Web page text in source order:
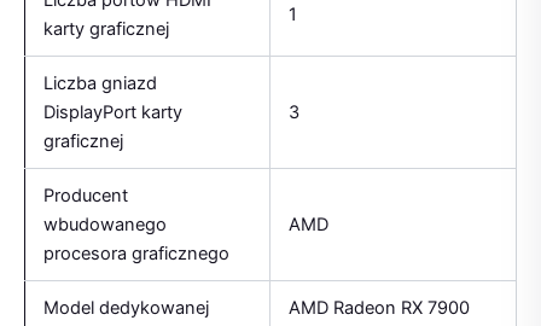
karty graficznej
1
Liczba gniazd
DisplayPort karty
graficznej
3
Producent
wbudowanego
procesora graficznego
AMD
Model dedykowanej AMD Radeon RX 7900